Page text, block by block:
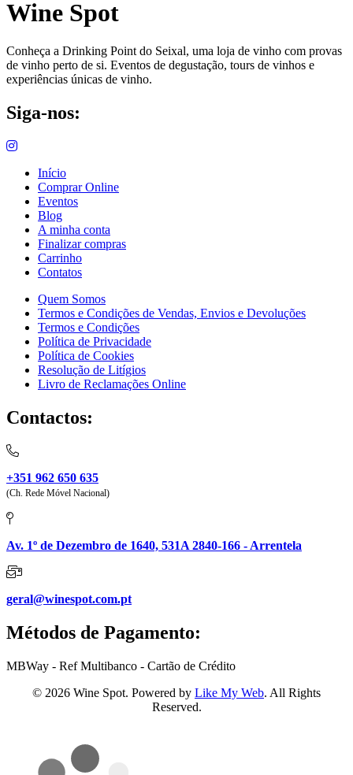
Wine Spot
Conheça a Drinking Point do Seixal, uma loja de vinho com provas
de vinho perto de si. Eventos de degustação, tours de vinhos e
experiências únicas de vinho.
Siga-nos:
Início
Comprar Online
Eventos
Blog
A minha conta
Finalizar compras
Carrinho
Contatos
Quem Somos
Termos e Condições de Vendas, Envios e Devoluções
Termos e Condições
Política de Privacidade
Política de Cookies
Resolução de Litígios
Livro de Reclamações Online
Contactos:
+351 962 650 635
(Ch. Rede Móvel Nacional)
Av. 1º de Dezembro de 1640, 531A 2840-166 - Arrentela
geral@winespot.com.pt
Métodos de Pagamento:
MBWay - Ref Multibanco - Cartão de Crédito
© 2026 Wine Spot. Powered by Like My Web. All Rights
Reserved.